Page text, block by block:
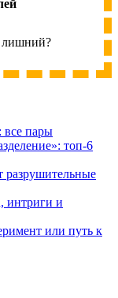
лишний?
все пары
топ-6
разрушительные
интриги и
или путь к